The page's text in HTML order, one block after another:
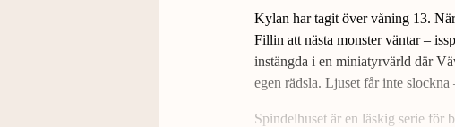
Kylan har tagit över våning 13.
Fillin att nästa monster väntar –
instängda i en miniatyrvärld där
egen rädsla. Ljuset får inte
Spindelhuset är en läskig serie för